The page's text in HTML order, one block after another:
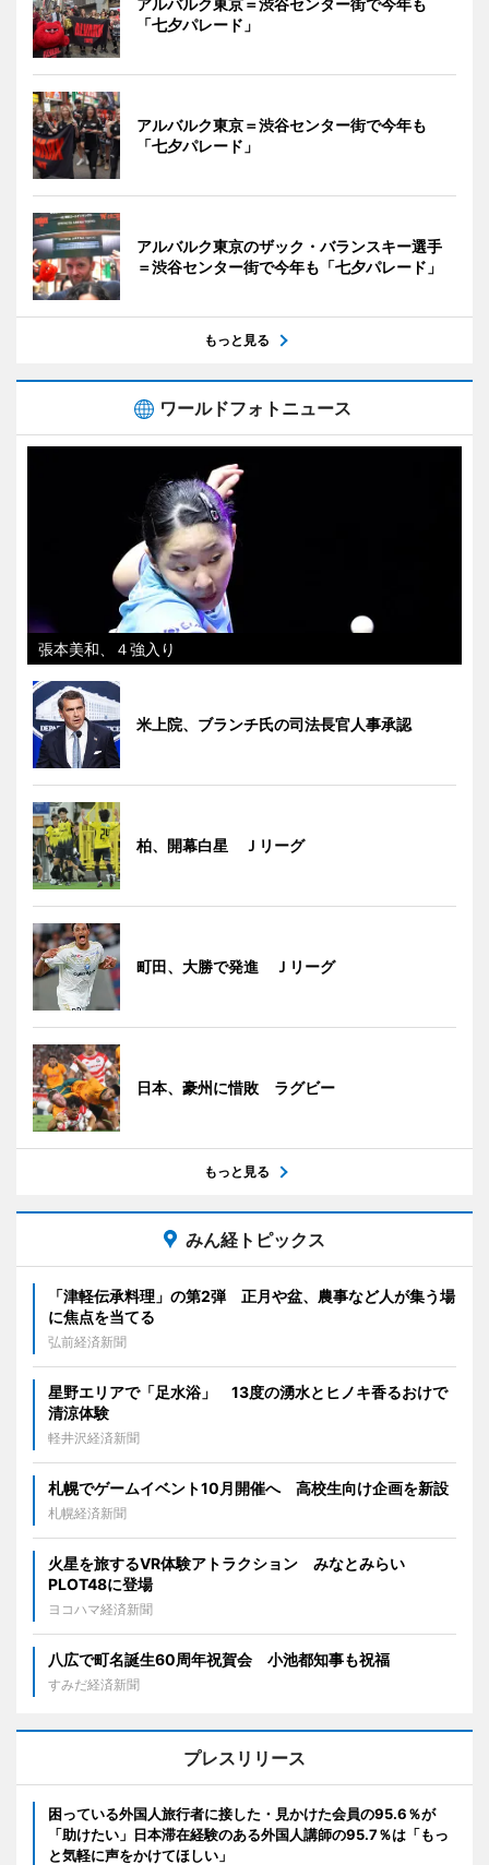
「七夕パレード」
アルバルク東京＝渋谷センター街で今年も
「七夕パレード」
アルバルク東京のザック・バランスキー選手
＝渋谷センター街で今年も「七夕パレード」
もっと見る
ワールドフォトニュース
張本美和、４強入り
米上院、ブランチ氏の司法長官人事承認
柏、開幕白星 Ｊリーグ
町田、大勝で発進 Ｊリーグ
日本、豪州に惜敗 ラグビー
もっと見る
みん経トピックス
「津軽伝承料理」の第2弾 正月や盆、農事など人が集う場
に焦点を当てる
弘前経済新聞
星野エリアで「足水浴」 13度の湧水とヒノキ香るおけで
清涼体験
軽井沢経済新聞
札幌でゲームイベント10月開催へ 高校生向け企画を新設
札幌経済新聞
火星を旅するVR体験アトラクション みなとみらい
PLOT48に登場
ヨコハマ経済新聞
八広で町名誕生60周年祝賀会 小池都知事も祝福
すみだ経済新聞
プレスリリース
困っている外国人旅行者に接した・見かけた会員の95.6％が
「助けたい」日本滞在経験のある外国人講師の95.7％は「もっ
と気軽に声をかけてほしい」